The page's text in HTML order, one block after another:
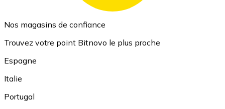
Nos magasins de confiance
Trouvez votre point Bitnovo le plus proche
Espagne
Italie
Portugal